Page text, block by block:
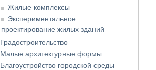
Жилые комплексы
Экспериментальное
проектирование жилых зданий
Градостроительство
Малые архитектурные формы
Благоустройство городской среды